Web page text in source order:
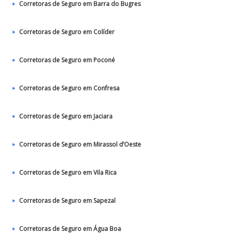
Corretoras de Seguro em Barra do Bugres
Corretoras de Seguro em Colíder
Corretoras de Seguro em Poconé
Corretoras de Seguro em Confresa
Corretoras de Seguro em Jaciara
Corretoras de Seguro em Mirassol d’Oeste
Corretoras de Seguro em Vila Rica
Corretoras de Seguro em Sapezal
Corretoras de Seguro em Água Boa